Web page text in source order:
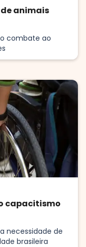
animais
combate ao
capacitismo
necessidade de
brasileira